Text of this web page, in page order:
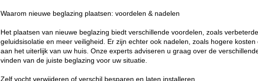
Waarom nieuwe beglazing plaatsen: voordelen & nadelen
Het plaatsen van nieuwe beglazing biedt verschillende voordelen, zoals
geluidsisolatie en meer veiligheid. Er zijn echter ook nadelen, zoals hogere
aan het uiterlijk van uw huis. Onze experts adviseren u graag over de
vinden van de juiste beglazing voor uw situatie.
Zelf vocht verwijderen of verschil besparen en laten installeren